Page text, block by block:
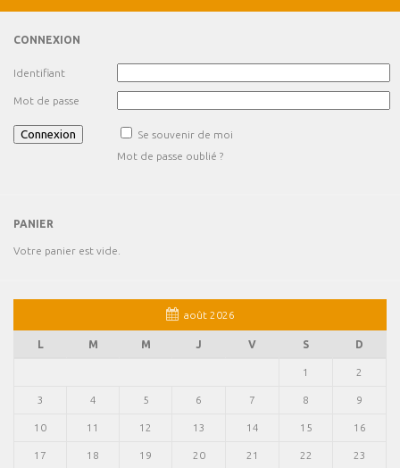
CONNEXION
Identifiant
Mot de passe
Se souvenir de moi
Mot de passe oublié ?
PANIER
Votre panier est vide.
août 2026
L M M J V S D
1 2
3 4 5 6 7 8 9
10 11 12 13 14 15 16
17 18 19 20 21 22 23